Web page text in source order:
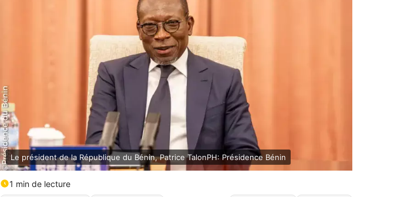
Le président de la République du Bénin, Patrice TalonPH: Présidence Bénin
1 min de lecture